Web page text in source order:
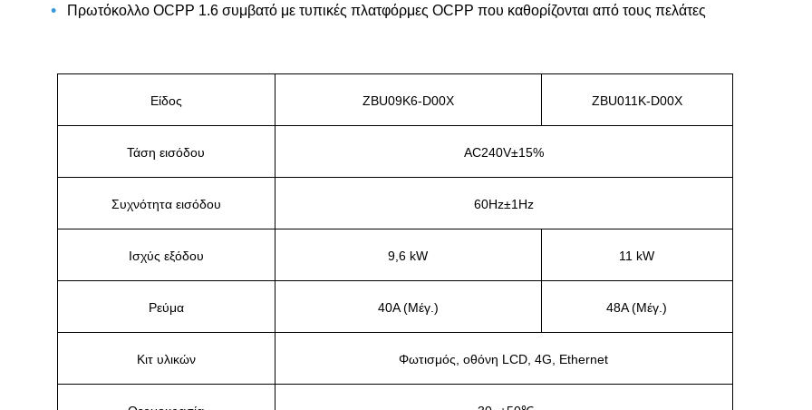
• Πρωτόκολλο OCPP 1.6 συμβατό με τυπικές πλατφόρμες OCPP που καθορίζονται από τους πελάτες
Είδος ZBU09K6-D00X ZBU011K-D00X
Τάση εισόδου AC240V±15%
Συχνότητα εισόδου 60Hz±1Hz
Ισχύς εξόδου 9,6 kW 11 kW
Ρεύμα 40A (Μέγ.) 48A (Μέγ.)
Κιτ υλικών Φωτισμός, οθόνη LCD, 4G, Ethernet